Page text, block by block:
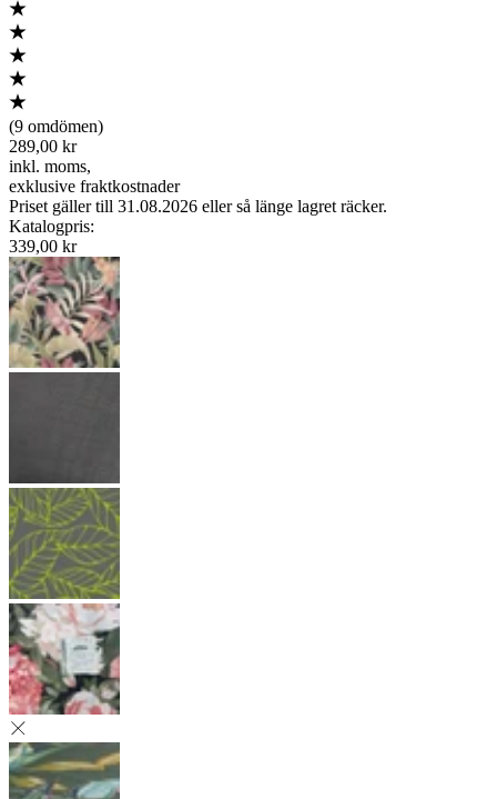
(9 omdömen)
289,00 kr
inkl. moms,
exklusive fraktkostnader
Priset gäller till 31.08.2026 eller så länge lagret räcker.
Katalogpris:
339,00 kr